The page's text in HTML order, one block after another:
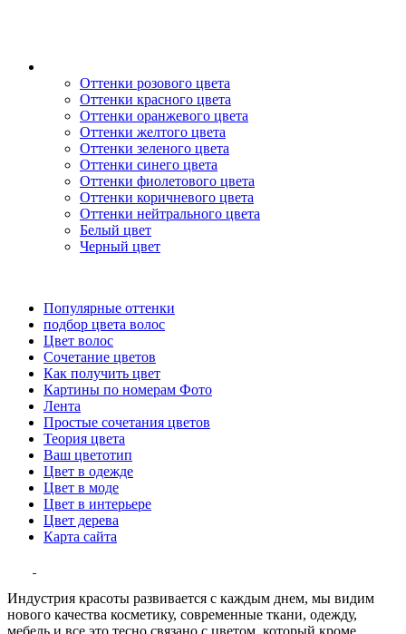
Оттенки розового цвета
Оттенки красного цвета
Оттенки оранжевого цвета
Оттенки желтого цвета
Оттенки зеленого цвета
Оттенки синего цвета
Оттенки фиолетового цвета
Оттенки коричневого цвета
Оттенки нейтрального цвета
Белый цвет
Черный цвет
Популярные оттенки
подбор цвета волос
Цвет волос
Сочетание цветов
Как получить цвет
Картины по номерам Фото
Лента
Простые сочетания цветов
Теория цвета
Ваш цветотип
Цвет в одежде
Цвет в моде
Цвет в интерьере
Цвет дерева
Карта сайта
Индустрия красоты развивается с каждым днем, мы видим
нового качества косметику, современные ткани, одежду,